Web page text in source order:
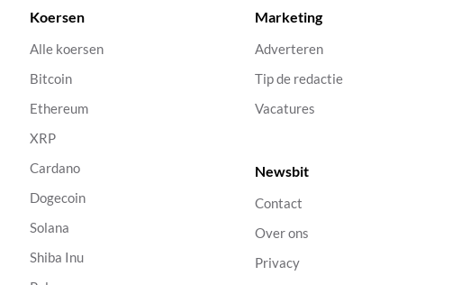
Koersen
Alle koersen
Bitcoin
Ethereum
XRP
Cardano
Dogecoin
Solana
Shiba Inu
Marketing
Adverteren
Tip de redactie
Vacatures
Newsbit
Contact
Over ons
Privacy